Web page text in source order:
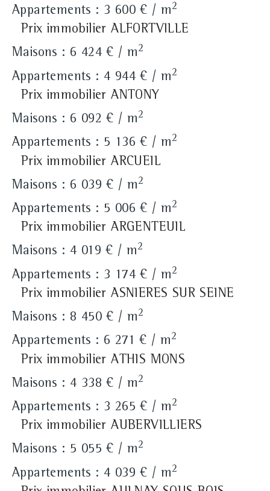
Appartements : 3 600 € / m2
Prix immobilier ALFORTVILLE
Maisons : 6 424 € / m2
Appartements : 4 944 € / m2
Prix immobilier ANTONY
Maisons : 6 092 € / m2
Appartements : 5 136 € / m2
Prix immobilier ARCUEIL
Maisons : 6 039 € / m2
Appartements : 5 006 € / m2
Prix immobilier ARGENTEUIL
Maisons : 4 019 € / m2
Appartements : 3 174 € / m2
Prix immobilier ASNIERES SUR SEINE
Maisons : 8 450 € / m2
Appartements : 6 271 € / m2
Prix immobilier ATHIS MONS
Maisons : 4 338 € / m2
Appartements : 3 265 € / m2
Prix immobilier AUBERVILLIERS
Maisons : 5 055 € / m2
Appartements : 4 039 € / m2